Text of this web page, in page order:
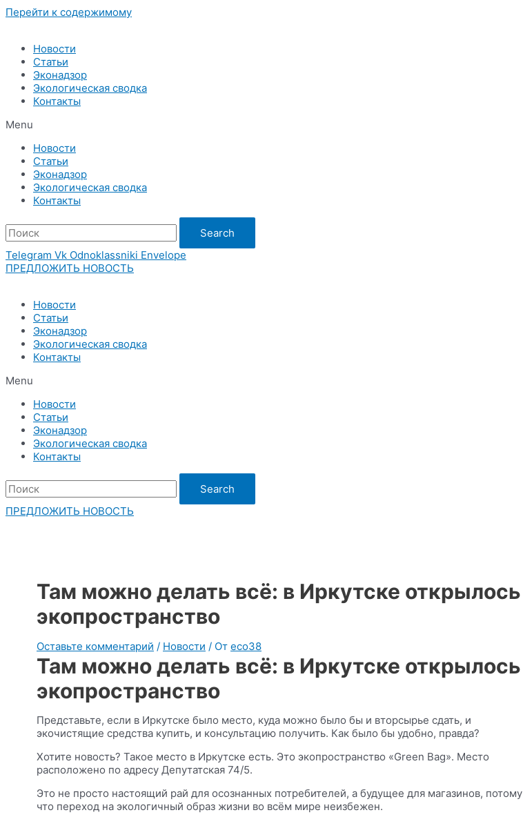
Перейти к содержимому
Новости
Статьи
Эконадзор
Экологическая сводка
Контакты
Menu
Новости
Статьи
Эконадзор
Экологическая сводка
Контакты
Search
Telegram Vk Odnoklassniki Envelope
ПРЕДЛОЖИТЬ НОВОСТЬ
Новости
Статьи
Эконадзор
Экологическая сводка
Контакты
Menu
Новости
Статьи
Эконадзор
Экологическая сводка
Контакты
Search
ПРЕДЛОЖИТЬ НОВОСТЬ
Там можно делать всё: в Иркутске открылось
экопространство
Оставьте комментарий / Новости / От eco38
Там можно делать всё: в Иркутске открылось
экопространство
Представьте, если в Иркутске было место, куда можно было бы и вторсырье сдать, и
экочистящие средства купить, и консультацию получить. Как было бы удобно, правда?
Хотите новость? Такое место в Иркутске есть. Это экопространство «Green Bag». Место
расположено по адресу Депутатская 74/5.
Это не просто настоящий рай для осознанных потребителей, а будущее для магазинов, потому
что переход на экологичный образ жизни во всём мире неизбежен.